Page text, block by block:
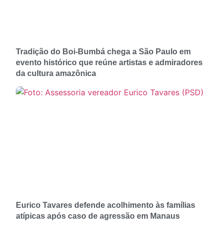
Tradição do Boi-Bumbá chega a São Paulo em
evento histórico que reúne artistas e admiradores
da cultura amazônica
Eurico Tavares defende acolhimento às famílias
atípicas após caso de agressão em Manaus